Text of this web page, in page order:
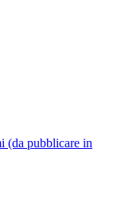
(da pubblicare in